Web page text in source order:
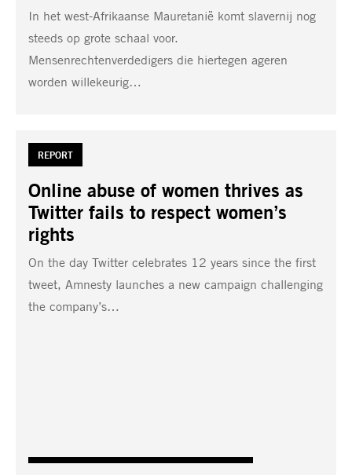
In het west-Afrikaanse Mauretanië komt slavernij nog
steeds op grote schaal voor.
Mensenrechtenverdedigers die hiertegen ageren
worden willekeurig…
Online abuse of women thrives as
Twitter fails to respect women’s
rights
TAG:
REPORT
On the day Twitter celebrates 12 years since the first
tweet, Amnesty launches a new campaign challenging
the company’s…